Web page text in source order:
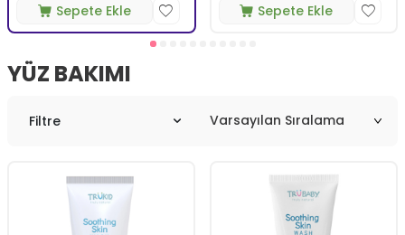
Sepete Ekle Sepete Ekle
YÜZ BAKIMI
Filtre